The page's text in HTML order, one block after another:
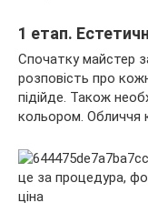
1 етап.
Спочатку майстер
розповість про
підійде. Також
кольором. Обличчя